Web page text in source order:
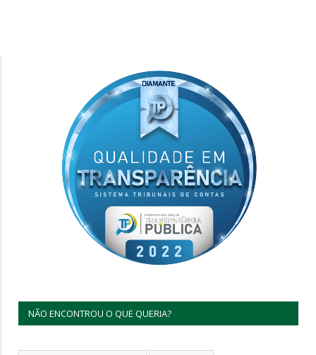
NÃO ENCONTROU O QUE QUERIA?